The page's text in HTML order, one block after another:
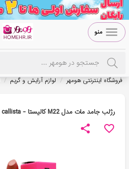
منو
فروشگاه اینترنتی هومهر / لوازم آرایش و گریم /
رژلب جامد مات مدل M22 کاليستا - callista